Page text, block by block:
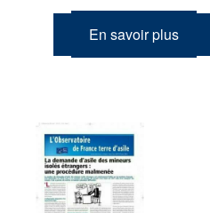
En savoir plus